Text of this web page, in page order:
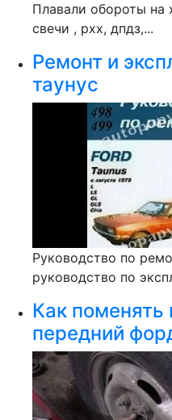
Плавали обороты на
свечи , рхх, дпдз,...
Ремонт и
таунус
Руководство по
руководство по
Как
передний